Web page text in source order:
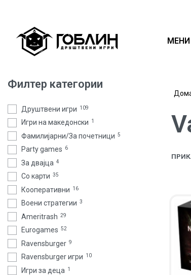
Филтер категории
Друштвени игри 109
Игри на македонски 1
Фамилијарни/За почетници 5
Party games 6
За двајца 4
Со карти 35
Кооперативни 16
Воени стратегии 3
Ameritrash 29
Eurogames 52
Ravensburger 9
Ravensburger игри 10
Игри за деца 1